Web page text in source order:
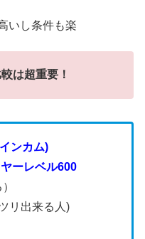
いし条件も楽
は超重要！
ンカム)
ーレベル600
リ出来る人)